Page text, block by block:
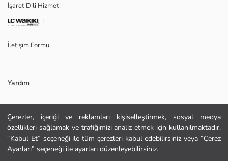
Çerezler, içeriği ve reklamları kişiselleştirmek, sosyal medya
özellikleri sağlamak ve trafiğimizi analiz etmek için kullanılmaktadır.
“Kabul Et” seçeneği ile tüm çerezleri kabul edebilirsiniz veya “Çerez
Ayarları” seçeneği ile ayarları düzenleyebilirsiniz.
Menşei:
Satıcı:
Marka:
Kalıp:
İşaret Dili Hizmeti
İletişim Formu
Yardım
İade
Site Haritası